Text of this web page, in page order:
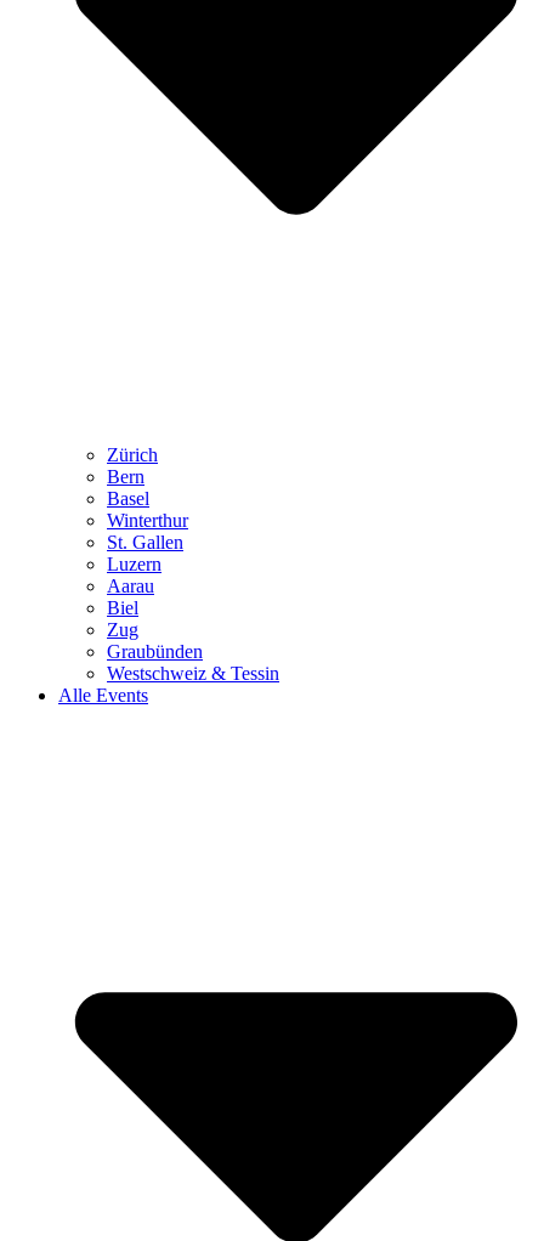
Zürich
Bern
Basel
Winterthur
St. Gallen
Luzern
Aarau
Biel
Zug
Graubünden
Westschweiz & Tessin
Alle Events